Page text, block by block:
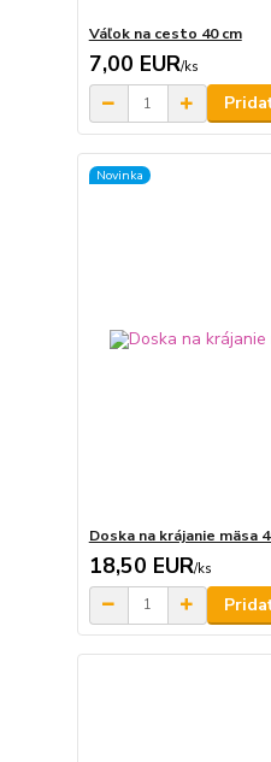
Váľok na cesto 40 cm
7,00 EUR/ks
Novinka
Doska na krájanie mäsa
18,50 EUR/ks